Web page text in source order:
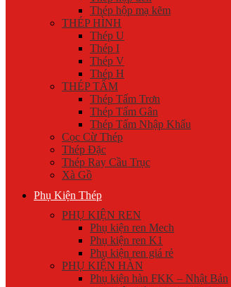
Thép hộp mạ kẽm
THÉP HÌNH
Thép U
Thép I
Thép V
Thép H
THÉP TẤM
Thép Tấm Trơn
Thép Tấm Gân
Thép Tấm Nhập Khẩu
Cọc Cừ Thép
Thép Đặc
Thép Ray Cầu Trục
Xà Gồ
Phụ Kiện Thép
PHỤ KIỆN REN
Phụ kiện ren Mech
Phụ kiện ren K1
Phụ kiện ren giá rẻ
PHỤ KIỆN HÀN
Phụ kiện hàn FKK – Nhật Bản